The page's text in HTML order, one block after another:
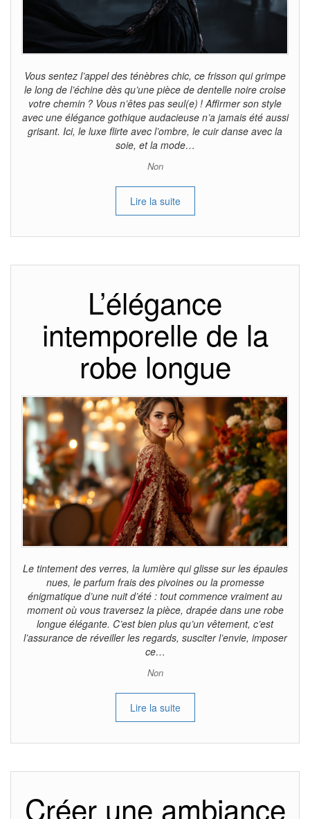
Vous sentez l’appel des ténèbres chic, ce frisson qui grimpe
le long de l’échine dès qu’une pièce de dentelle noire croise
votre chemin ? Vous n’êtes pas seul(e) ! Affirmer son style
avec une élégance gothique audacieuse n’a jamais été aussi
grisant. Ici, le luxe flirte avec l’ombre, le cuir danse avec la
soie, et la mode…
Non
Lire la suite
L’élégance
intemporelle de la
robe longue
Le tintement des verres, la lumière qui glisse sur les épaules
nues, le parfum frais des pivoines ou la promesse
énigmatique d’une nuit d’été : tout commence vraiment au
moment où vous traversez la pièce, drapée dans une robe
longue élégante. C’est bien plus qu’un vêtement, c’est
l’assurance de réveiller les regards, susciter l’envie, imposer
ce…
Non
Lire la suite
Créer une ambiance